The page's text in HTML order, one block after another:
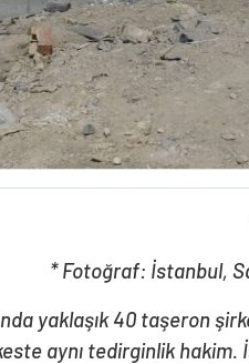
* Fotoğraf: İstanbul,
yaklaşık 40 taşeron
aynı tedirginlik